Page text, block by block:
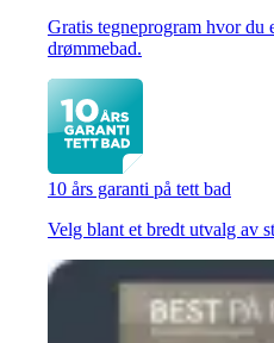
Gratis tegneprogram hvor du
drømmebad.
10 års garanti på tett bad
Velg blant et bredt utvalg av